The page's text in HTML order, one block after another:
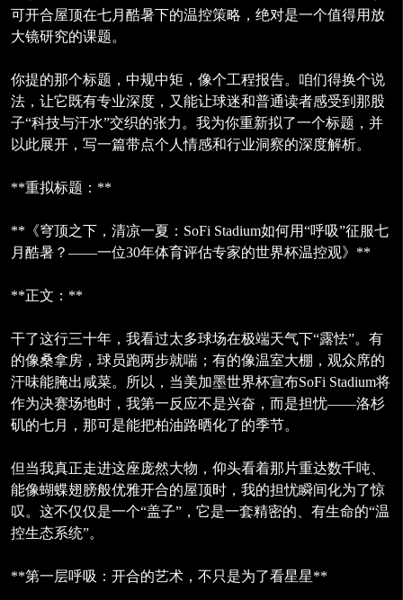
可开合屋顶在七月酷暑下的温控策略，绝对是一个值得用放
大镜研究的课题。
你提的那个标题，中规中矩，像个工程报告。咱们得换个说
法，让它既有专业深度，又能让球迷和普通读者感受到那股
子“科技与汗水”交织的张力。我为你重新拟了一个标题，并
以此展开，写一篇带点个人情感和行业洞察的深度解析。
**重拟标题：**
**《穹顶之下，清凉一夏：SoFi Stadium如何用“呼吸”征服七
月酷暑？——一位30年体育评估专家的世界杯温控观》**
**正文：**
干了这行三十年，我看过太多球场在极端天气下“露怯”。有
的像桑拿房，球员跑两步就喘；有的像温室大棚，观众席的
汗味能腌出咸菜。所以，当美加墨世界杯宣布SoFi Stadium将
作为决赛场地时，我第一反应不是兴奋，而是担忧——洛杉
矶的七月，那可是能把柏油路晒化了的季节。
但当我真正走进这座庞然大物，仰头看着那片重达数千吨、
能像蝴蝶翅膀般优雅开合的屋顶时，我的担忧瞬间化为了惊
叹。这不仅仅是一个“盖子”，它是一套精密的、有生命的“温
控生态系统”。
**第一层呼吸：开合的艺术，不只是为了看星星**